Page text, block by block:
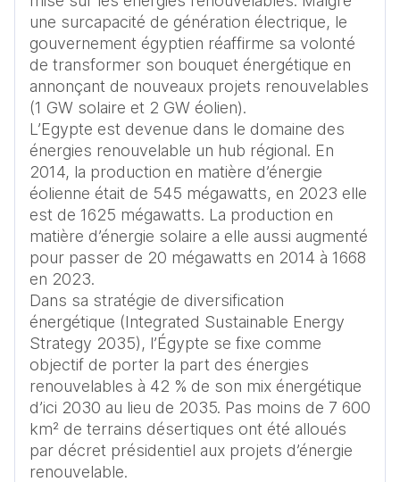
une surcapacité de génération électrique, le
gouvernement égyptien réaffirme sa volonté
de transformer son bouquet énergétique en
annonçant de nouveaux projets renouvelables
(1 GW solaire et 2 GW éolien).
L’Egypte est devenue dans le domaine des
énergies renouvelable un hub régional. En
2014, la production en matière d’énergie
éolienne était de 545 mégawatts, en 2023 elle
est de 1625 mégawatts. La production en
matière d’énergie solaire a elle aussi augmenté
pour passer de 20 mégawatts en 2014 à 1668
en 2023.
Dans sa stratégie de diversification
énergétique (Integrated Sustainable Energy
Strategy 2035), l’Égypte se fixe comme
objectif de porter la part des énergies
renouvelables à 42 % de son mix énergétique
d’ici 2030 au lieu de 2035. Pas moins de 7 600
km² de terrains désertiques ont été alloués
par décret présidentiel aux projets d’énergie
renouvelable.